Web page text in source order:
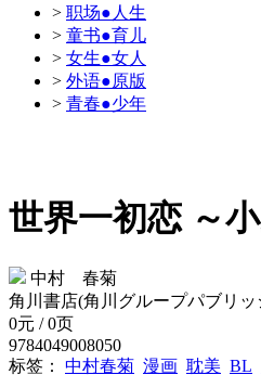
> 职场●人生
> 童书●育儿
> 女生●女人
> 外语●原版
> 青春●少年
世界一初恋 ～
中村 春菊
角川書店(角川グループパブリッ
0元 / 0页
9784049008050
标签： 中村春菊 漫画 耽美 BL